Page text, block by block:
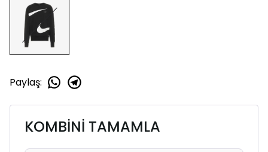
Paylaş:
KOMBİNİ TAMAMLA